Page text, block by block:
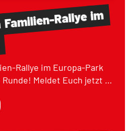
Familien-Rallyeim
Rallye im Europa-Park
Meldet Euch jetzt …